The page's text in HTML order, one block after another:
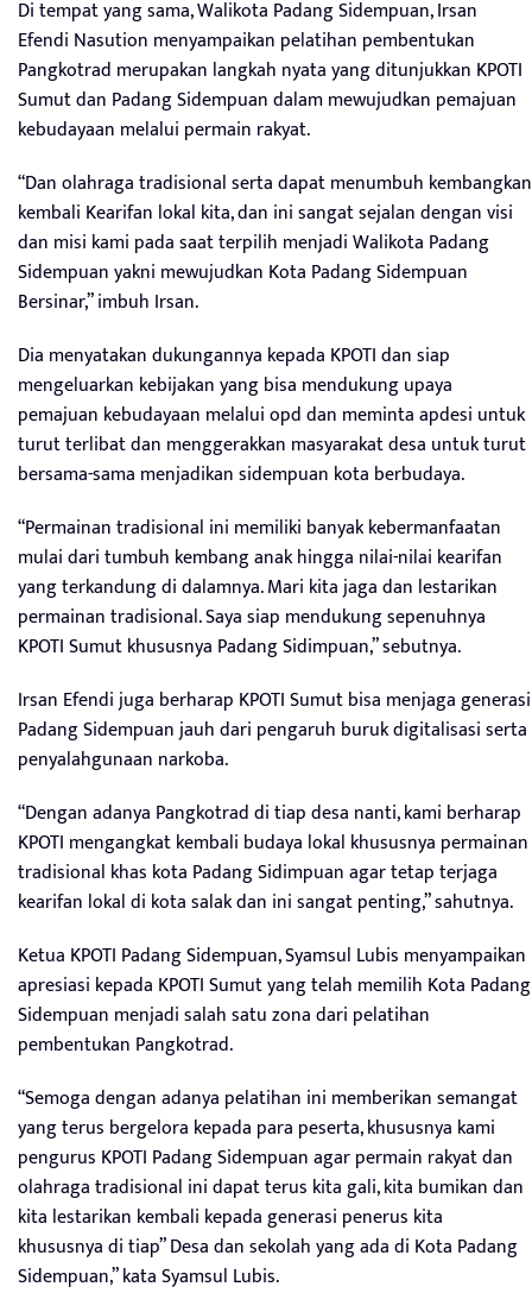
Di tempat yang sama, Walikota Padang Sidempuan, Irsan
Efendi Nasution menyampaikan pelatihan pembentukan
Pangkotrad merupakan langkah nyata yang ditunjukkan KPOTI
Sumut dan Padang Sidempuan dalam mewujudkan pemajuan
kebudayaan melalui permain rakyat.
“Dan olahraga tradisional serta dapat menumbuh kembangkan
kembali Kearifan lokal kita, dan ini sangat sejalan dengan visi
dan misi kami pada saat terpilih menjadi Walikota Padang
Sidempuan yakni mewujudkan Kota Padang Sidempuan
Bersinar,” imbuh Irsan.
Dia menyatakan dukungannya kepada KPOTI dan siap
mengeluarkan kebijakan yang bisa mendukung upaya
pemajuan kebudayaan melalui opd dan meminta apdesi untuk
turut terlibat dan menggerakkan masyarakat desa untuk turut
bersama-sama menjadikan sidempuan kota berbudaya.
“Permainan tradisional ini memiliki banyak kebermanfaatan
mulai dari tumbuh kembang anak hingga nilai-nilai kearifan
yang terkandung di dalamnya. Mari kita jaga dan lestarikan
permainan tradisional. Saya siap mendukung sepenuhnya
KPOTI Sumut khususnya Padang Sidimpuan,” sebutnya.
Irsan Efendi juga berharap KPOTI Sumut bisa menjaga generasi
Padang Sidempuan jauh dari pengaruh buruk digitalisasi serta
penyalahgunaan narkoba.
“Dengan adanya Pangkotrad di tiap desa nanti, kami berharap
KPOTI mengangkat kembali budaya lokal khususnya permainan
tradisional khas kota Padang Sidimpuan agar tetap terjaga
kearifan lokal di kota salak dan ini sangat penting,” sahutnya.
Ketua KPOTI Padang Sidempuan, Syamsul Lubis menyampaikan
apresiasi kepada KPOTI Sumut yang telah memilih Kota Padang
Sidempuan menjadi salah satu zona dari pelatihan
pembentukan Pangkotrad.
“Semoga dengan adanya pelatihan ini memberikan semangat
yang terus bergelora kepada para peserta, khususnya kami
pengurus KPOTI Padang Sidempuan agar permain rakyat dan
olahraga tradisional ini dapat terus kita gali, kita bumikan dan
kita lestarikan kembali kepada generasi penerus kita
khususnya di tiap” Desa dan sekolah yang ada di Kota Padang
Sidempuan,” kata Syamsul Lubis.